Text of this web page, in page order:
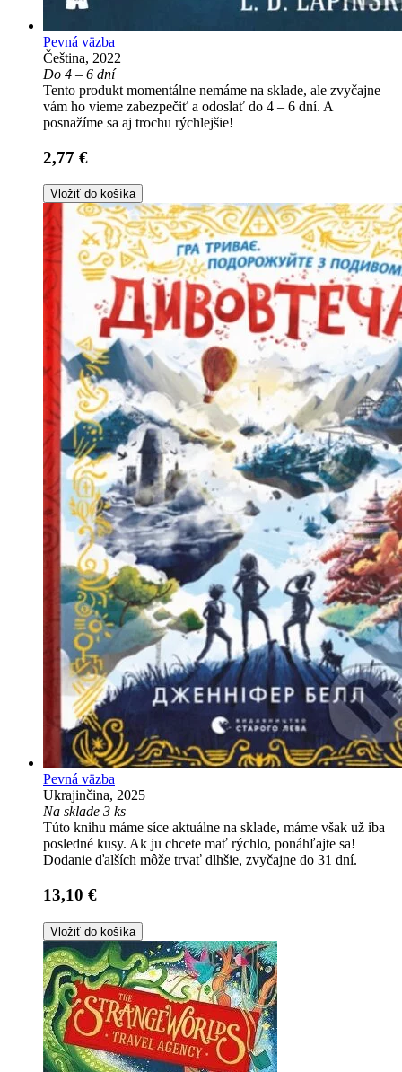
Pevná väzba
Čeština, 2022
Do 4 – 6 dní
Tento produkt momentálne nemáme na sklade, ale zvyčajne
vám ho vieme zabezpečiť a odoslať do 4 – 6 dní. A
posnažíme sa aj trochu rýchlejšie!
2,77 €
Vložiť do košíka
Pevná väzba
Ukrajinčina, 2025
Na sklade 3 ks
Túto knihu máme síce aktuálne na sklade, máme však už iba
posledné kusy. Ak ju chcete mať rýchlo, ponáhľajte sa!
Dodanie ďalších môže trvať dlhšie, zvyčajne do 31 dní.
13,10 €
Vložiť do košíka